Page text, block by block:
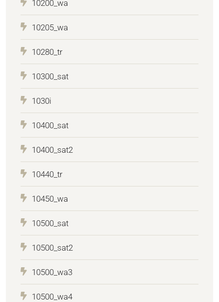
10200_wa
10205_wa
10280_tr
10300_sat
1030i
10400_sat
10400_sat2
10440_tr
10450_wa
10500_sat
10500_sat2
10500_wa3
10500_wa4